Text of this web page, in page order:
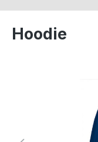
Hoodie